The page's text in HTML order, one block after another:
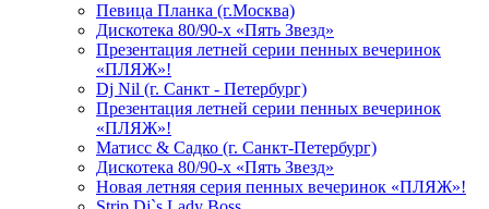
Певица Планка (г.Москва)
Дискотека 80/90-х «Пять Звезд»
Презентация летней серии пенных вечеринок
«ПЛЯЖ»!
Dj Nil (г. Санкт - Петербург)
Презентация летней серии пенных вечеринок
«ПЛЯЖ»!
Матисс & Садко (г. Санкт-Петербург)
Дискотека 80/90-х «Пять Звезд»
Новая летняя серия пенных вечеринок «ПЛЯЖ»!